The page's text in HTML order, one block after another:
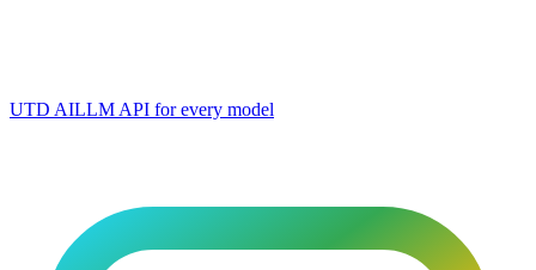
UTD AILLM API for every model